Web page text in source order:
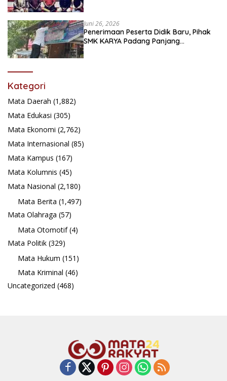
Juni 26, 2026
Penerimaan Peserta Didik Baru, Pihak
SMK KARYA Padang Panjang
Kategori
Mata Daerah (1,882)
Mata Edukasi (305)
Mata Ekonomi (2,762)
Mata Internasional (85)
Mata Kampus (167)
Mata Kolumnis (45)
Mata Nasional (2,180)
Mata Berita (1,497)
Mata Olahraga (57)
Mata Otomotif(4)
Mata Politik (329)
Mata Hukum (151)
Mata Kriminal (46)
Uncategorized (468)